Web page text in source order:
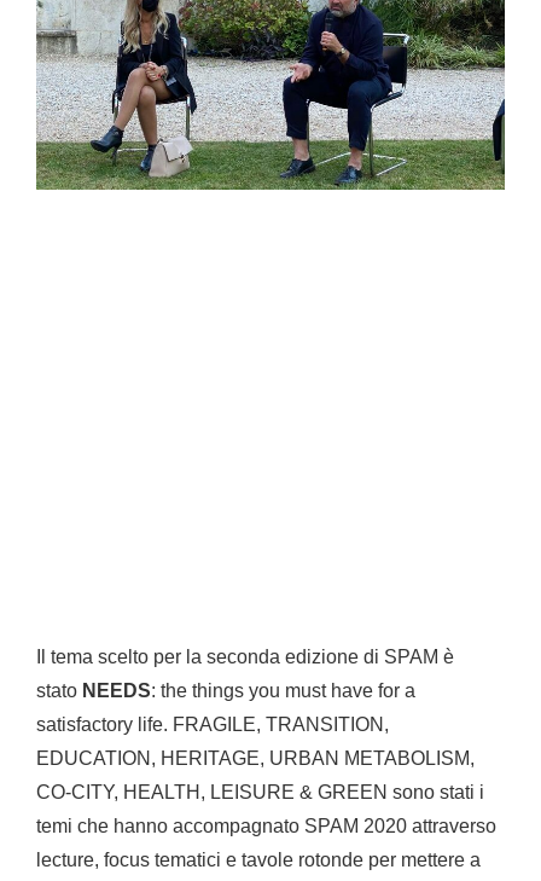
Il tema scelto per la seconda edizione di SPAM è
stato NEEDS: the things you must have for a
satisfactory life. FRAGILE, TRANSITION,
EDUCATION, HERITAGE, URBAN METABOLISM,
CO-CITY, HEALTH, LEISURE & GREEN sono stati i
temi che hanno accompagnato SPAM 2020 attraverso
lecture, focus tematici e tavole rotonde per mettere a